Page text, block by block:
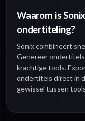
Waarom is
ondertiteling?
Sonix combineert
Genereer
krachtige tools.
ondertitels direct in
gewissel tussen